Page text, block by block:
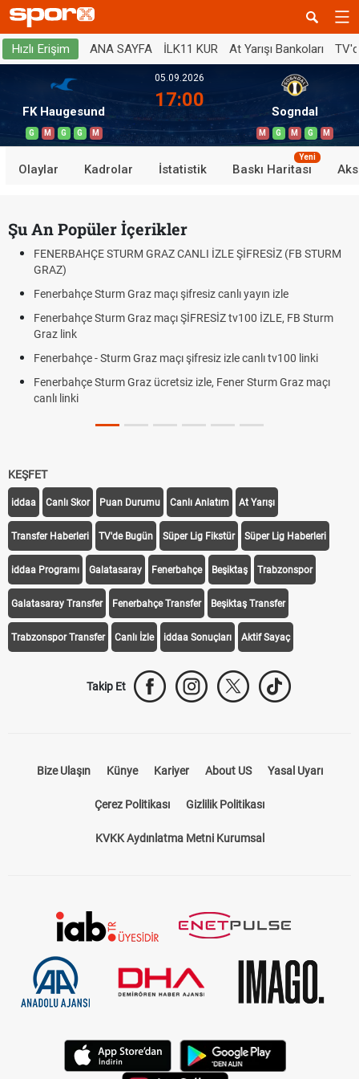
Hızlı Erişim ANA SAYFA İLK11 KUR At Yarışı Bankoları
FK Haugesund
G M G G M
05.09.2026
17:00
Sogndal
M G M G M
Olaylar Kadrolar İstatistik Baskı Haritası
Yeni
Şu An Popüler İçerikler
FENERBAHÇE STURM GRAZ CANLI İZLE ŞİFRESİZ (FB STURM
GRAZ)
Fenerbahçe Sturm Graz maçı şifresiz canlı yayın izle
Fenerbahçe Sturm Graz maçı ŞİFRESİZ tv100 İZLE, FB Sturm
Graz link
Fenerbahçe - Sturm Graz maçı şifresiz izle canlı tv100 linki
Fenerbahçe Sturm Graz ücretsiz izle, Fener Sturm Graz maçı
canlı linki
KEŞFET
iddaa Canlı Skor Puan Durumu Canlı Anlatım At Yarışı
Transfer Haberleri TV'de Bugün Süper Lig Fikstür Süper Lig Haberleri
iddaa Programı Galatasaray Fenerbahçe Beşiktaş Trabzonspor
Galatasaray Transfer Fenerbahçe Transfer Beşiktaş Transfer
Trabzonspor Transfer Canlı İzle iddaa Sonuçları Aktif Sayaç
Takip Et
Bize Ulaşın Künye Kariyer About US Yasal Uyarı
Çerez Politikası Gizlilik Politikası
KVKK Aydınlatma Metni Kurumsal